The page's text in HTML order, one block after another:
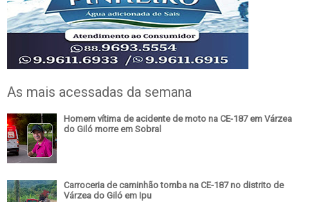
As mais acessadas da semana
Homem vítima de acidente de moto na CE-187 em Várzea
do Giló morre em Sobral
Carroceria de caminhão tomba na CE-187 no distrito de
Várzea do Giló em Ipu